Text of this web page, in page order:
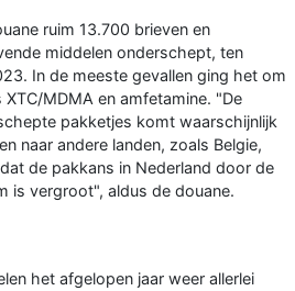
ruim 13.700 brieven en
middelen onderschept, ten
In de meeste gevallen ging het om
MDMA en amfetamine. "De
pakketjes komt waarschijnlijk
naar andere landen, zoals Belgie,
de pakkans in Nederland door de
is vergroot", aldus de douane.
het afgelopen jaar weer allerlei